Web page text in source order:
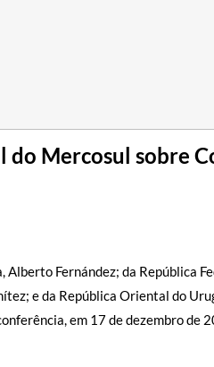
Mercosul sobre
Fernández; da República
e da República Oriental do
em 17 de dezembro de